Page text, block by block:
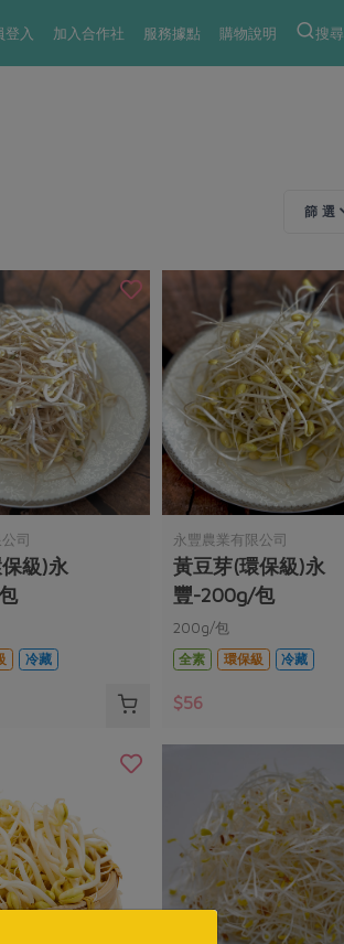
登入 加入合作社 服務據點 購物說明 搜尋
篩 選
司
級)永
冷藏
永豐農業有限公司
黃豆芽(環保級)永
豐-200g/包
200g/包
全素
環保級 冷藏
$56